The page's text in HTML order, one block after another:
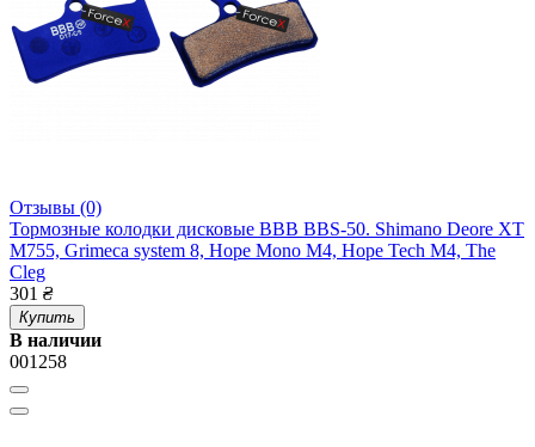
Отзывы (0)
Тормозные колодки дисковые BBB BBS-50. Shimano Deore XT
M755, Grimeca system 8, Hope Mono M4, Hope Tech M4, The
Cleg
301 ₴
Купить
В наличии
001258